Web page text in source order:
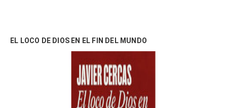
EL LOCO DE DIOS EN EL FIN DEL MUNDO